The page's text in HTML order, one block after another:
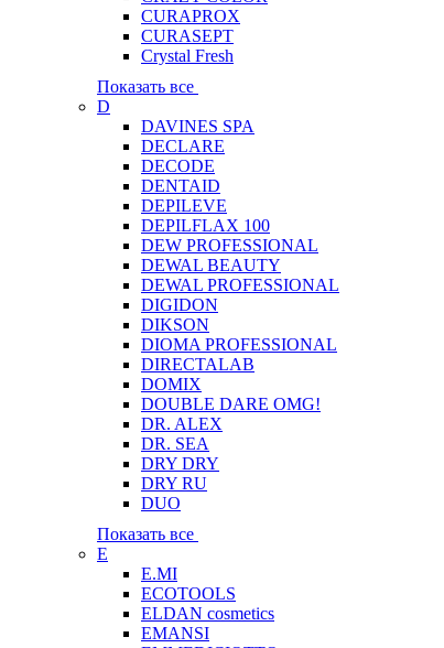
CURAPROX
CURASEPT
Crystal Fresh
Показать все
D
DAVINES SPA
DECLARE
DECODE
DENTAID
DEPILEVE
DEPILFLAX 100
DEW PROFESSIONAL
DEWAL BEAUTY
DEWAL PROFESSIONAL
DIGIDON
DIKSON
DIOMA PROFESSIONAL
DIRECTALAB
DOMIX
DOUBLE DARE OMG!
DR. ALEX
DR. SEA
DRY DRY
DRY RU
DUO
Показать все
E
E.MI
ECOTOOLS
ELDAN cosmetics
EMANSI